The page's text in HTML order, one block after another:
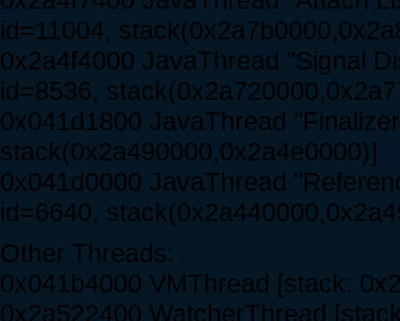
id=11004,
0x2a4f4000 JavaThread "Signal
id=8536,
0x041d1800 JavaThread
stack(0x2a490000,0x2a4e0000)]
0x041d0000 JavaThread
id=6640,
Other Threads:
0x041b4000 VMThread [stack:
0x2a522400 WatcherThread